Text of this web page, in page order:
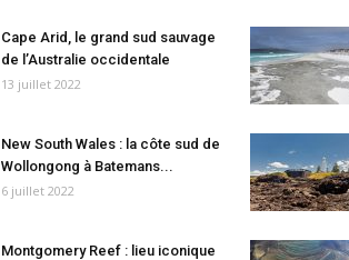
Cape Arid, le grand sud sauvage
de l’Australie occidentale
13 juillet 2022
New South Wales : la côte sud de
Wollongong à Batemans...
6 juillet 2022
Montgomery Reef : lieu iconique